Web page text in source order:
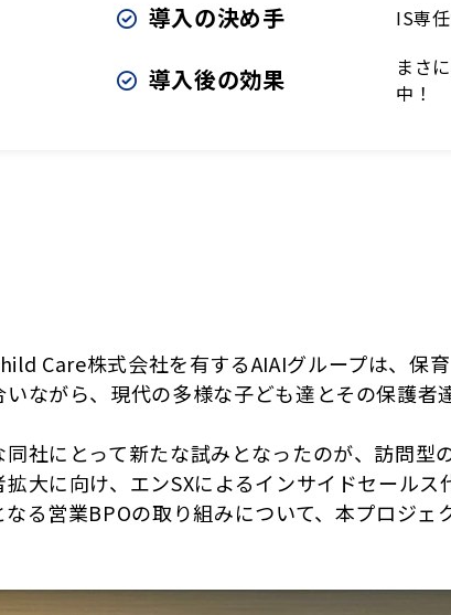
導入の決め手 IS専
導入後の効果
まさ
中！
Care株式会社を有するAIAIグループは、保
いながら、現代の多様な子ども達とその保護者
同社にとって新たな試みとなったのが、訪問
拡大に向け、エンSXによるインサイドセール
なる営業BPOの取り組みについて、本プロジェ